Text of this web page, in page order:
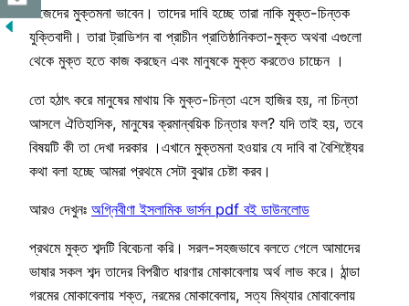
নিজেদের মুক্তমনা ভাবেন। তাদের দাবি হচ্ছে তারা নাকি মুক্ত-চিন্তক
যুক্তিবাদী। তারা ট্রাডিশন বা প্রাচীন প্রাতিষ্ঠানিকতা-মুক্ত অথবা এগুলো
থেকে মুক্ত হতে কাজ করছেন এবং মানুষকে মুক্ত করতেও চাচ্চেন ।
তো হঠাৎ করে মানুষের মাথায় কি মুক্ত-চিন্তা এসে হাজির হয়, না চিন্তা
আসলে ঐতিহাসিক, মানুষের ক্রমান্বয়িক চিন্তার ফল? যদি তাই হয়, তবে
বিষয়টি কী তা দেখা দরকার ।এখানে মুক্তমনা হওয়ার যে দাবি বা বৈশিষ্ট্যের
কথা বলা হচ্ছে আমরা প্রথমে সেটা বুঝার চেষ্টা করব।
আরও দেখুনঃ অগ্নিবীণা ইসলামিক ভার্সন pdf বই ডাউনলোড
প্রথমে মুক্ত শব্দটি বিবেচনা করি। সরল-সহজভাবে বলতে গেলে আমাদের
ভাষার সকল শব্দ তাদের বিপরীত ধারণার মোকাবেলায় অর্থ লাভ করে। ঠান্ডা
গরমের মোকাবেলায় শক্ত, নরমের মোকাবেলায়, সত্য মিথ্যার মোবাবেলায়